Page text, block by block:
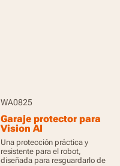
WA0825
Garaje protector para
Vision AI
Una protección práctica y
resistente para el robot,
diseñada para resguardarlo de